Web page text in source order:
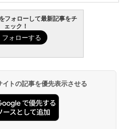
フォローして最新記事をチ
ェック！
トの記事を優先表示させる